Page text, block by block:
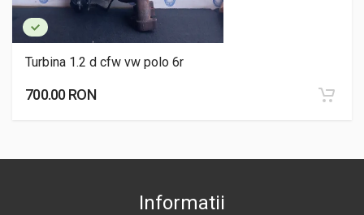
Turbina 1.2 d cfw vw polo 6r
700.00 RON
Informatii